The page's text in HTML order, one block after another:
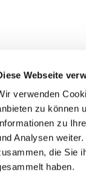
Webseite
verwenden
zu können
zu
Analysen
die Sie
haben.